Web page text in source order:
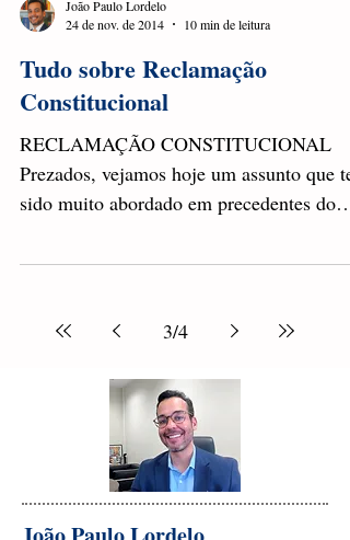
relevante ao estudo do...
João Paulo Lordelo
Tudo sobre Reclamação
Constitucional
Prezados, vejamos hoje um assunto que
STJ e do STF, sendo um forte...
3/4